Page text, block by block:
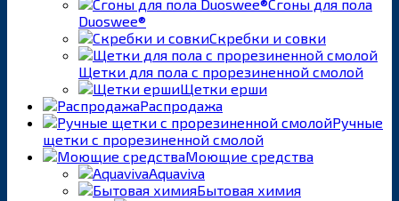
Сгоны для пола
Duoswee®
Скребки и совки
Щетки для пола с прорезиненной смолой
Щетки ерши
Распродажа
Ручные
щетки с прорезиненной смолой
Моющие средства
Aquaviva
Бытовая химия